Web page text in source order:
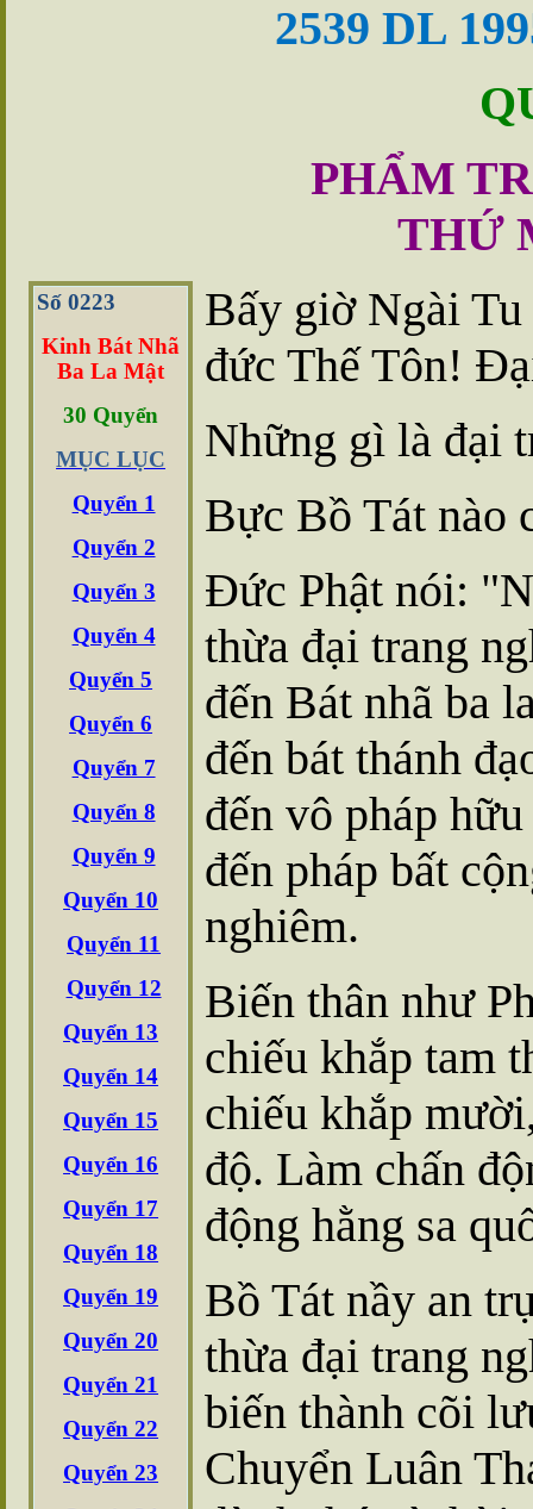
2539 DL
PHẨM
THỨ
Số 0223
Kinh Bát Nhã
Ba La Mật
30 Quyển
MỤC LỤC
Quyển 1
Quyển 2
Quyển 3
Quyển 4
Quyển 5
Quyển 6
Quyển 7
Quyển 8
Quyển 9
Quyển 10
Quyển 11
Quyển 12
Quyển 13
Quyển 14
Quyển 15
Quyển 16
Quyển 17
Quyển 18
Quyển 19
Quyển 20
Quyển 21
Quyển 22
Quyển 23
Bấy giờ Ngài
đức Thế Tôn!
Những gì là đại
Bực Bồ Tát nào
Ðức Phật nói:
thừa đại trang
đến Bát nhã ba
đến bát thánh
đến vô pháp
đến pháp bất
nghiêm.
Biến thân như
chiếu khắp tam
chiếu khắp
độ. Làm chấn
động hằng sa
Bồ Tát nầy an
thừa đại trang
biến thành cõi
Chuyển Luân